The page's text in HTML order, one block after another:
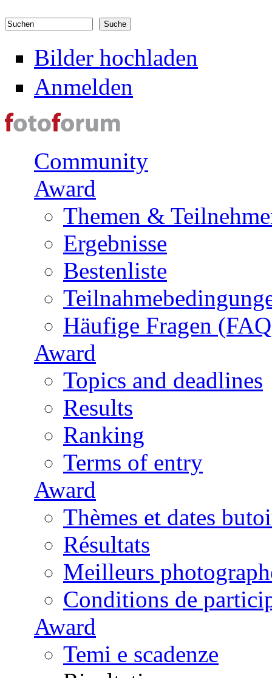
Suchformular
Bilder hochladen
Anmelden
Community
Award
Themen &
Ergebnisse
Bestenliste
Häufige Fragen
Award
Topics and deadlines
Results
Ranking
Terms of entry
Award
Thèmes et dates
Résultats
Meilleurs
Conditions de
Award
Temi e scadenze